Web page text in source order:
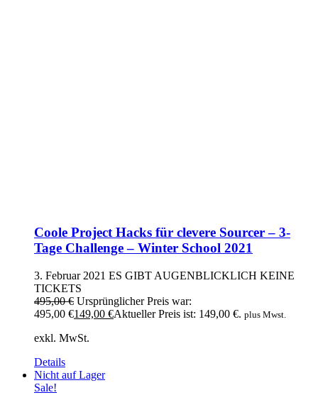
Coole Project Hacks für clevere Sourcer – 3-
Tage Challenge – Winter School 2021
3. Februar 2021 ES GIBT AUGENBLICKLICH KEINE
TICKETS
495,00€ Ursprünglicher Preis war:
495,00 €149,00 €Aktueller Preis ist: 149,00 €. plus Mwst.
exkl. MwSt.
Details
Nicht auf Lager
Sale!